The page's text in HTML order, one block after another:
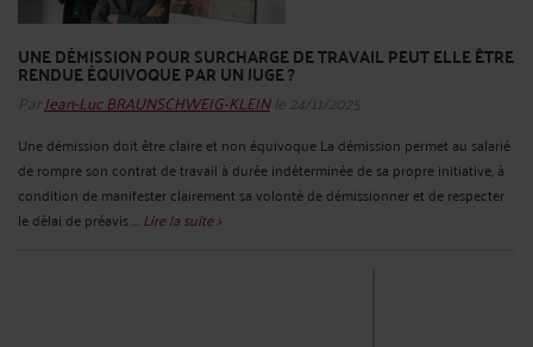
UNE DÉMISSION POUR SURCHARGE DE TRAVAIL PEUT ELLE ÊTRE
RENDUE ÉQUIVOQUE PAR UN JUGE ?
Par Jean-Luc BRAUNSCHWEIG-KLEINle 24/11/2025
Une démission doit être claire et non équivoque La démission permet au salarié
de rompre son contrat de travail à durée indéterminée de sa propre initiative, à
condition de manifester clairement sa volonté de démissionner et de respecter
le délai de préavis ... Lire la suite >